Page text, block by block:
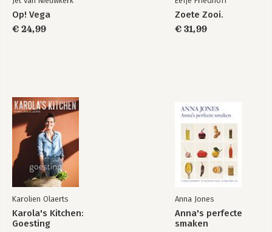
Op! Vega
€ 24,99
Zoete Zooi.
€ 31,99
Karolien Olaerts
Karola's Kitchen:
Goesting
Anna Jones
Anna's perfecte
smaken